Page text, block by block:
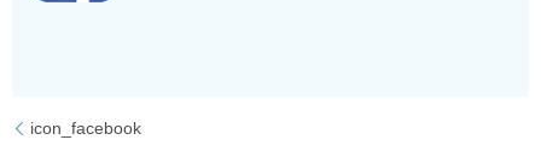
icon_facebook